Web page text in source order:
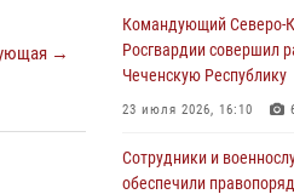
→
Росгвардии почтили
Олега Визнюка
06 августа 2026, 14:36
Росгвардии почтили
погибших при
Командующий Северо-
Росгвардии совершил
Чеченскую Республику
23 июля 2026, 16:10
Сотрудники и
обеспечили